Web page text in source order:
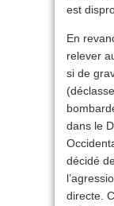
est
En
relever
si de
dans le
décidé
directe.